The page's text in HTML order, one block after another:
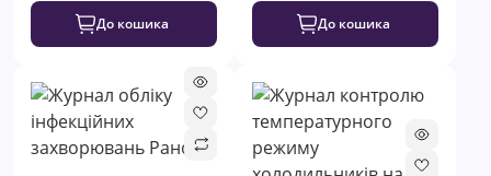
До кошика До кошика